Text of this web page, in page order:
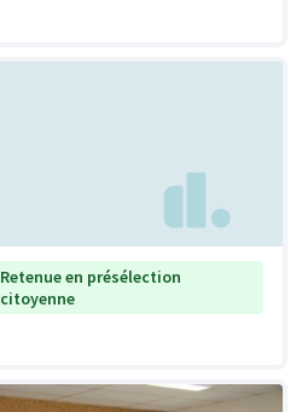
Retenue en présélection
citoyenne